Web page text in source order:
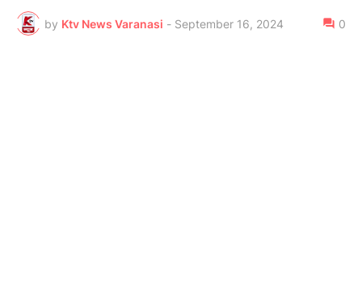
by Ktv News Varanasi - September 16, 2024 0